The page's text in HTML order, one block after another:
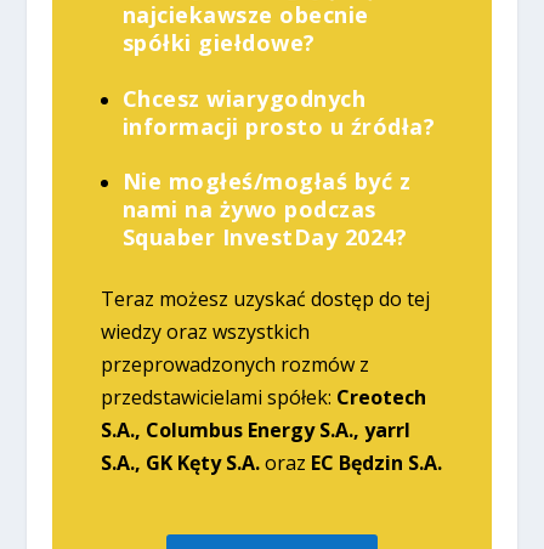
najciekawsze obecnie
spółki giełdowe?
Chcesz wiarygodnych
informacji prosto u źródła?
Nie mogłeś/mogłaś być z
nami na żywo podczas
Squaber InvestDay 2024?
Teraz możesz uzyskać dostęp do tej
wiedzy oraz wszystkich
przeprowadzonych rozmów z
przedstawicielami spółek: Creotech
S.A., Columbus Energy S.A., yarrl
S.A., GK Kęty S.A.oraz EC Będzin S.A.